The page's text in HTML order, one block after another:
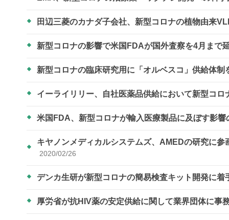
田辺三菱のカナダ子会社、新型コロナの植物由来
新型コロナの影響で米国FDAが国外査察を4月まで
新型コロナの臨床研究用に「オルベスコ」供給体
イーライリリー、自社医薬品供給において新型コ
米国FDA、新型コロナが輸入医療製品に及ぼす影
キヤノンメディカルシステムズ、AMEDの研究に
2020/02/26
デンカ生研が新型コロナの簡易検査キット開発に着
厚労省が抗HIV薬の安定供給に関して業界団体に